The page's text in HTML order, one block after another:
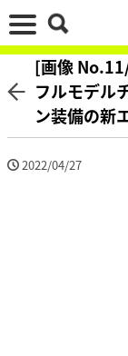
[画像
フルモデル
ン装備の新
2022/04/27